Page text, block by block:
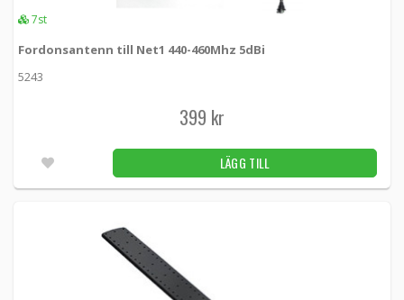
AFB-T2 -Panorama antennas
Panorama modular whip TETRA 380-430MHz
BNC
309 kr
7st
Fordonsantenn till Net1 440-460Mhz 5dBi
5243
399 kr
LÄGG TILL